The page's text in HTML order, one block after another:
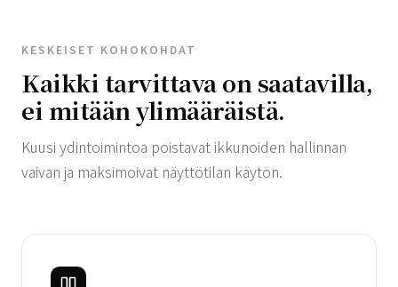
KESKEISET KOHOKOHDAT
Kaikki tarvittava on saatavilla,
ei mitään ylimääräistä.
Kuusi ydintoimintoa poistavat ikkunoiden hallinnan
vaivan ja maksimoivat näyttötilan käytön.